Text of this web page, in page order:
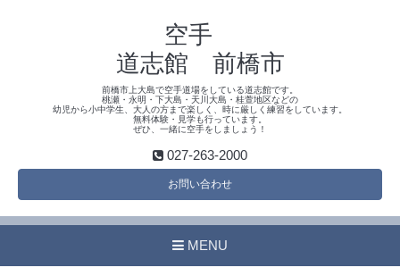
空手
道志館 前橋市
前橋市上大島で空手道場をしている道志館です。
桃瀬・永明・下大島・天川大島・桂萱地区などの
幼児から小中学生、大人の方まで楽しく、時に厳しく練習をしています。
無料体験・見学も行っています。
ぜひ、一緒に空手をしましょう！
027-263-2000
お問い合わせ
MENU